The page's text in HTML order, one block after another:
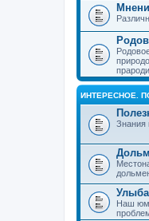
ИНТЕРЕСНОЕ.
Знания
Наш